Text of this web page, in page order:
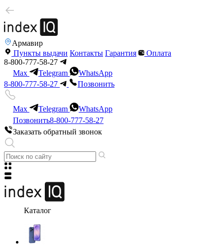
Армавир
Пункты выдачи Контакты Гарантия
Оплата
8-800-777-58-27
Max
Telegram
WhatsApp
8-800-777-58-27
Позвонить
Max Telegram
WhatsApp
Позвонить8-800-777-58-27
Заказать обратный звонок
Каталог